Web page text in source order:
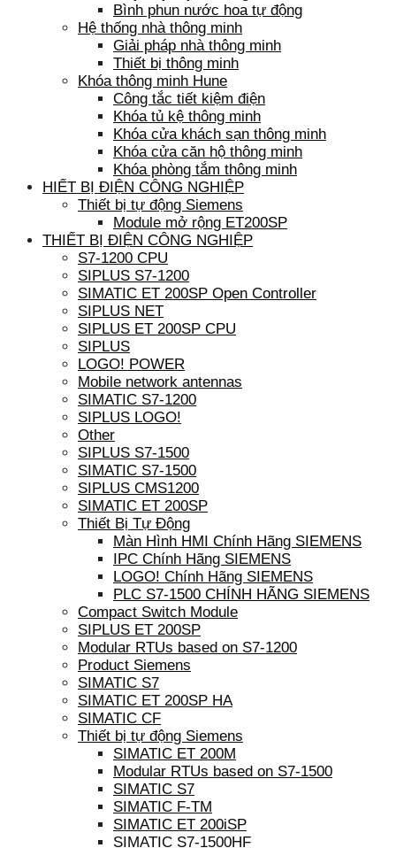
Bình phun nước hoa tự động
Hệ thống nhà thông minh
Giải pháp nhà thông minh
Thiết bị thông minh
Khóa thông minh Hune
Công tắc tiết kiệm điện
Khóa tủ kệ thông minh
Khóa cửa khách sạn thông minh
Khóa cửa căn hộ thông minh
Khóa phòng tắm thông minh
HIẾT BỊ ĐIỆN CÔNG NGHIỆP
Thiết bị tự động Siemens
Module mở rộng ET200SP
THIẾT BỊ ĐIỆN CÔNG NGHIỆP
S7-1200 CPU
SIPLUS S7-1200
SIMATIC ET 200SP Open Controller
SIPLUS NET
SIPLUS ET 200SP CPU
SIPLUS
LOGO! POWER
Mobile network antennas
SIMATIC S7-1200
SIPLUS LOGO!
Other
SIPLUS S7-1500
SIMATIC S7-1500
SIPLUS CMS1200
SIMATIC ET 200SP
Thiết Bị Tự Động
Màn Hình HMI Chính Hãng SIEMENS
IPC Chính Hãng SIEMENS
LOGO! Chính Hãng SIEMENS
PLC S7-1500 CHÍNH HÃNG SIEMENS
Compact Switch Module
SIPLUS ET 200SP
Modular RTUs based on S7-1200
Product Siemens
SIMATIC S7
SIMATIC ET 200SP HA
SIMATIC CF
Thiết bị tự động Siemens
SIMATIC ET 200M
Modular RTUs based on S7-1500
SIMATIC S7
SIMATIC F-TM
SIMATIC ET 200iSP
SIMATIC S7-1500HF